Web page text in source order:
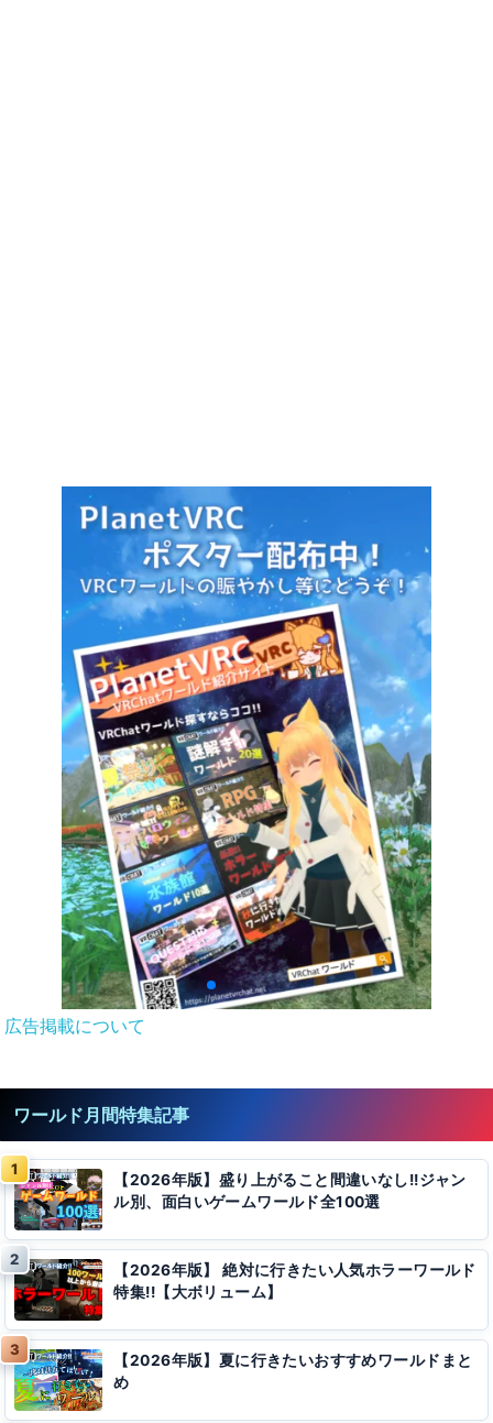
広告掲載について
ワールド月間特集記事
【2026年版】盛り上がること間違いなし!!ジャン
ル別、面白いゲームワールド全100選
【2026年版】 絶対に行きたい人気ホラーワールド
特集!!【大ボリューム】
【2026年版】夏に行きたいおすすめワールドまと
め